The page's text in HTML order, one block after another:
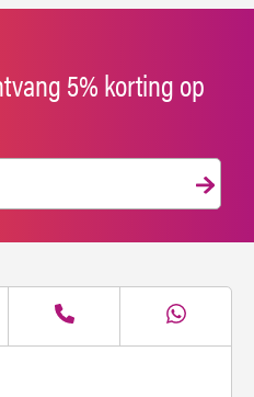
5% korting op